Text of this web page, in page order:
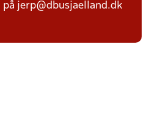
jerp@dbusjaelland.dk